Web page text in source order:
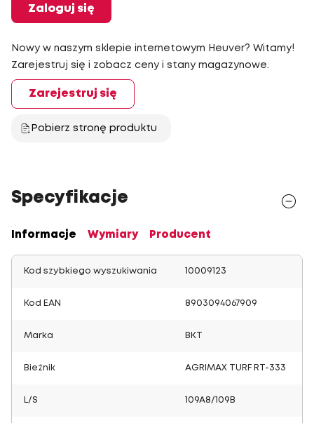
Zaloguj się
Nowy w naszym sklepie internetowym Heuver? Witamy!
Zarejestruj się i zobacz ceny i stany magazynowe.
Zarejestruj się
Pobierz stronę produktu
Specyfikacje
Informacje Wymiary Producent
Kod szybkiego wyszukiwania 10009123
Kod EAN 8903094067909
Marka BKT
Bieżnik AGRIMAX TURF RT-333
L/S 109A8/109B